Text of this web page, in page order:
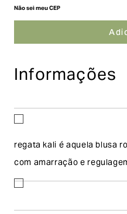
Não sei meu CEP
Informações
regata kali é aquela blusa
com amarração e